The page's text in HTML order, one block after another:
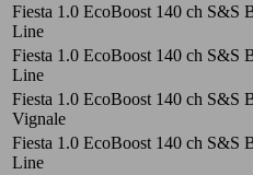
Fiesta 1.0 EcoBoost 140 ch S&S
Line
Fiesta 1.0 EcoBoost 140 ch S&S
Line
Fiesta 1.0 EcoBoost 140 ch S&S
Vignale
Fiesta 1.0 EcoBoost 140 ch S&S
Line